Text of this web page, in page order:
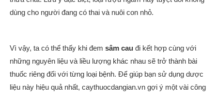
dùng cho người đang có thai và nuôi con nhỏ.
Vì vậy, ta có thể thấy khi đem sâm cau đi kết hợp cùng với
những nguyên liệu và liều lượng khác nhau sẽ trở thành bài
thuốc riêng đối với từng loại bệnh. Để giúp bạn sử dụng dược
liệu này hiệu quả nhất, caythuocdangian.vn gợi ý một vài công